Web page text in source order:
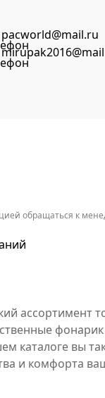
pacworld@mail.ru
обращаться к
ассортимент
каталоге вы
и комфорта